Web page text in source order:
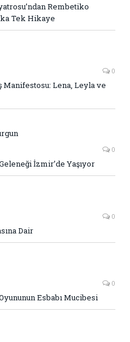
Rembetiko
Tek Hikaye
0
Manifestosu: Lena, Leyla ve
0
İzmir’de Yaşıyor
0
Dair
0
Esbabı Mucibesi